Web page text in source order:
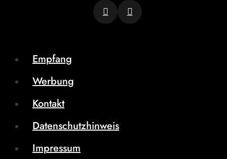
Empfang
Werbung
Kontakt
Datenschutzhinweis
Impressum